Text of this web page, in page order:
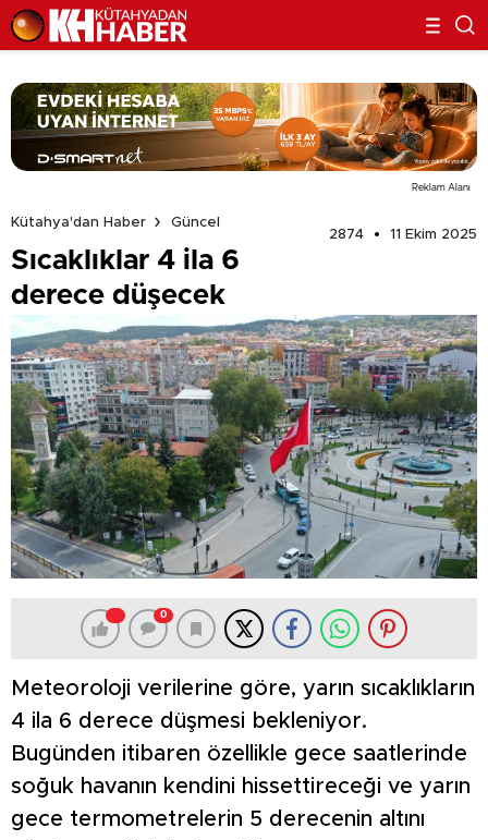
Reklam Alanı
Kütahya'dan Haber
Güncel
2874
11 Ekim 2025
Sıcaklıklar 4 ila 6
derece düşecek
0
Meteoroloji verilerine göre, yarın sıcaklıkların
4 ila 6 derece düşmesi bekleniyor.
Bugünden itibaren özellikle gece saatlerinde
soğuk havanın kendini hissettireceği ve yarın
gece termometrelerin 5 derecenin altını